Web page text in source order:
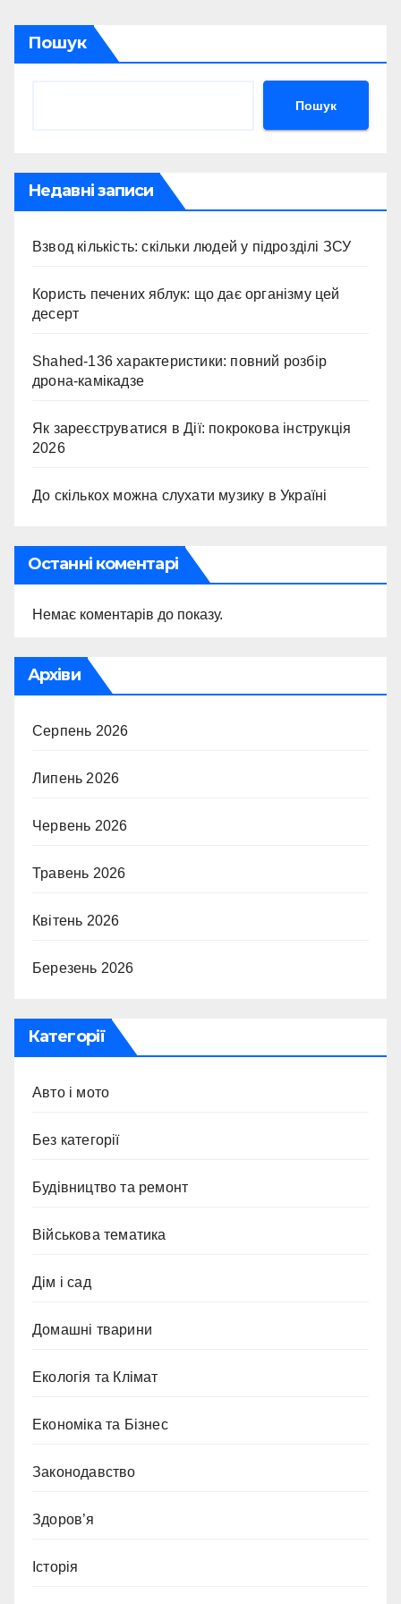
Пошук
Пошук
Недавні записи
Взвод кількість: скільки людей у підрозділі ЗСУ
Користь печених яблук: що дає організму цей
десерт
Shahed-136 характеристики: повний розбір
дрона-камікадзе
Як зареєструватися в Дії: покрокова інструкція
2026
До скількох можна слухати музику в Україні
Останні коментарі
Немає коментарів до показу.
Архіви
Серпень 2026
Липень 2026
Червень 2026
Травень 2026
Квітень 2026
Березень 2026
Категорії
Авто і мото
Без категорії
Будівництво та ремонт
Військова тематика
Дім і сад
Домашні тварини
Екологія та Клімат
Економіка та Бізнес
Законодавство
Здоров’я
Історія